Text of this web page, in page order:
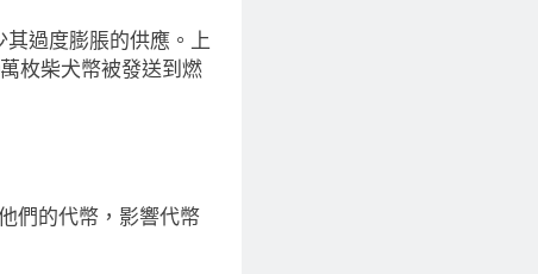
過度膨脹的供應。上
枚柴犬幣被發送到燃
們的代幣，影響代幣